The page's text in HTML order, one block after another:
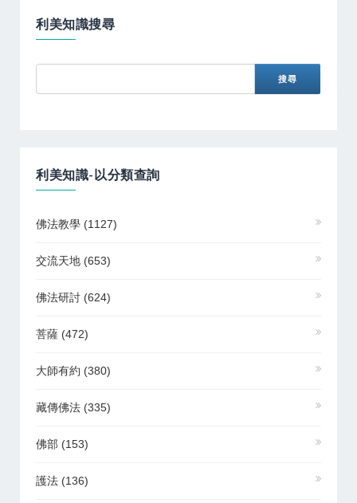
利美知識搜尋
利美知識-以分類查詢
佛法教學 (1127)
交流天地 (653)
佛法研討 (624)
菩薩 (472)
大師有約 (380)
藏傳佛法 (335)
佛部 (153)
護法 (136)